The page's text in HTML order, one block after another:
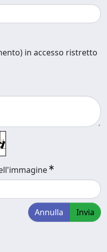
in accesso ristretto
Annulla Invia